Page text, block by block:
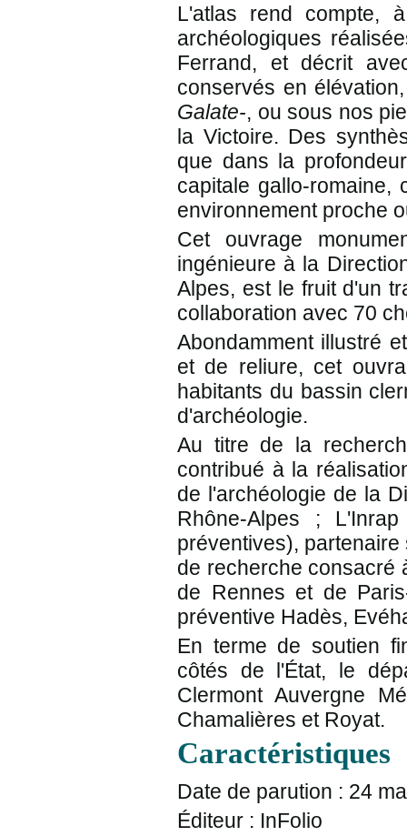
L'atlas rend compte,
archéologiques
Ferrand, et décrit
conservés en
Galate-, ou sous nos
la Victoire. Des
que dans la
capitale gallo-romaine,
environnement proche
Cet ouvrage
ingénieure à la
Alpes, est le fruit d'un
collaboration avec 70
Abondamment illustré
et de reliure, cet
habitants du bassin
d'archéologie.
Au titre de la
contribué à la
de l'archéologie de la
Rhône-Alpes ;
préventives),
de recherche consacré
de Rennes et de
préventive Hadès,
En terme de soutien
côtés de l'État, le
Clermont Auvergne
Chamalières et Royat.
Caractéristiques
Date de parution : 24
Éditeur : InFolio